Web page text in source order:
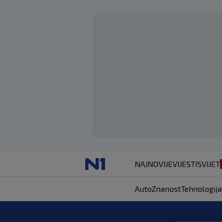
NAJNOVIJEVIJESTISVIJET
AutoZnanostTehnologija